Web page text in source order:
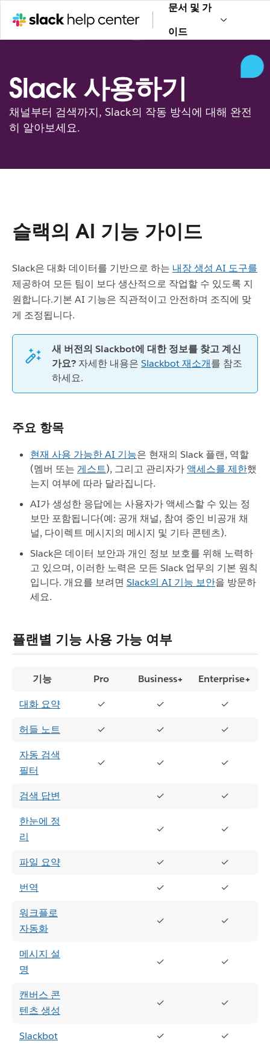
문서 및 가
이드
Slack 사용하기
채널부터 검색까지, Slack의 작동 방식에 대해 완전
히 알아보세요.
슬랙의 AI 기능 가이드
Slack은 대화 데이터를 기반으로 하는 내장 생성 AI 도구를
제공하여 모든 팀이 보다 생산적으로 작업할 수 있도록 지
원합니다.기본 AI 기능은 직관적이고 안전하며 조직에 맞
게 조정됩니다.
새 버전의 Slackbot에 대한 정보를 찾고 계신
가요? 자세한 내용은 Slackbot 재소개를 참조
하세요.
주요 항목
현재 사용 가능한 AI 기능은 현재의 Slack 플랜, 역할
(멤버 또는 게스트), 그리고 관리자가 액세스를 제한했
는지 여부에 따라 달라집니다.
AI가 생성한 응답에는 사용자가 액세스할 수 있는 정
보만 포함됩니다(예: 공개 채널, 참여 중인 비공개 채
널, 다이렉트 메시지의 메시지 및 기타 콘텐츠).
Slack은 데이터 보안과 개인 정보 보호를 위해 노력하
고 있으며, 이러한 노력은 모든 Slack 업무의 기본 원칙
입니다. 개요를 보려면 Slack의 AI 기능 보안을 방문하
세요.
플랜별 기능 사용 가능 여부
기능 Pro Business+
Enterprise+
대화 요약
✓ ✓
✓
허들 노트
✓ ✓
✓
자동 검색
필터
✓ ✓ ✓
검색 답변 ✓
✓
한눈에 정
리
✓ ✓
파일 요약 ✓
✓
번역
✓
✓
워크플로
자동화
✓ ✓
메시지 설
명
✓ ✓
캔버스 콘
텐츠 생성
✓ ✓
Slackbot ✓
✓